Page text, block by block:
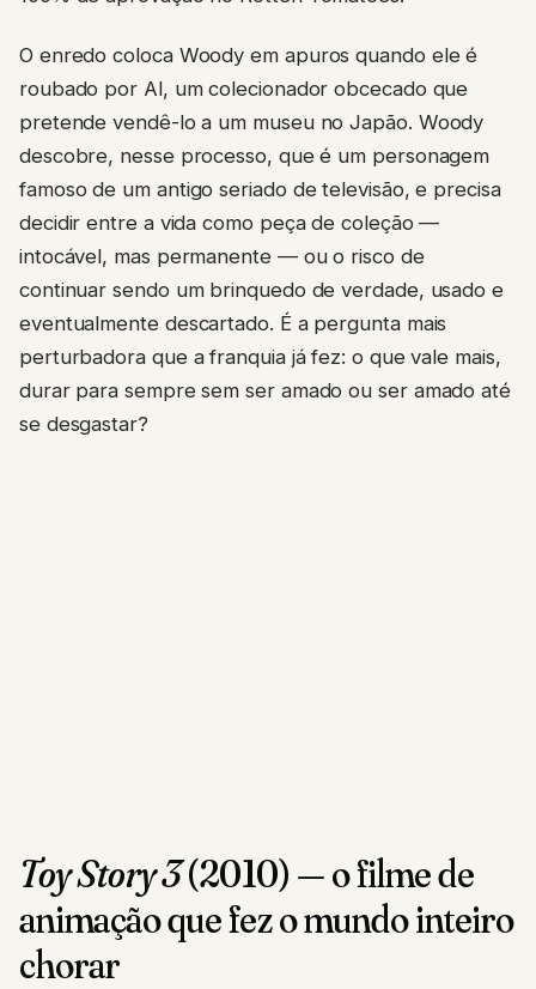
O enredo coloca Woody em apuros quando ele é
roubado por Al, um colecionador obcecado que
pretende vendê-lo a um museu no Japão. Woody
descobre, nesse processo, que é um personagem
famoso de um antigo seriado de televisão, e precisa
decidir entre a vida como peça de coleção —
intocável, mas permanente — ou o risco de
continuar sendo um brinquedo de verdade, usado e
eventualmente descartado. É a pergunta mais
perturbadora que a franquia já fez: o que vale mais,
durar para sempre sem ser amado ou ser amado até
se desgastar?
Toy Story 3(2010) — o filme de
animação que fez o mundo inteiro
chorar